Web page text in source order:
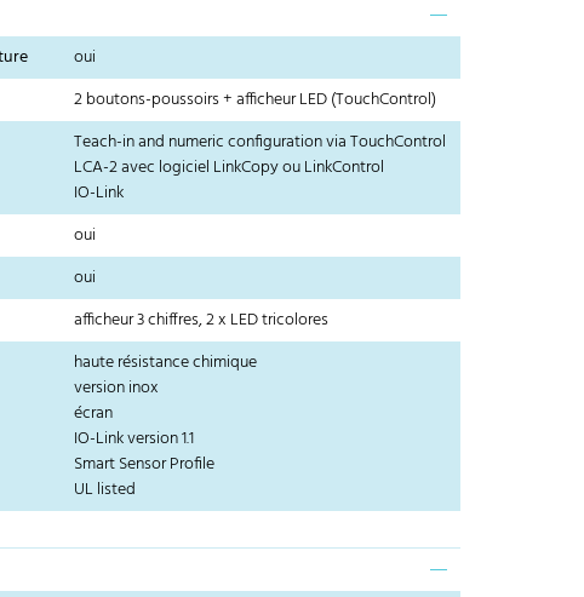
oui
2 boutons-poussoirs + afficheur LED (TouchControl)
Teach-in and numeric configuration via TouchControl
LCA-2 avec logiciel LinkCopy ou LinkControl
IO-Link
oui
oui
afficheur 3 chiffres, 2 x LED tricolores
haute résistance chimique
version inox
écran
IO-Link version 1.1
Smart Sensor Profile
UL listed